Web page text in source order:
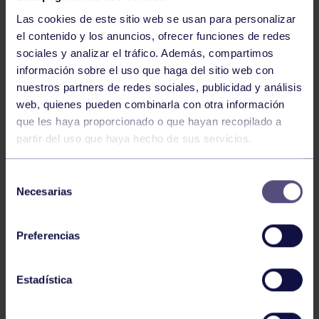
Las cookies de este sitio web se usan para personalizar
el contenido y los anuncios, ofrecer funciones de redes
sociales y analizar el tráfico. Además, compartimos
información sobre el uso que haga del sitio web con
nuestros partners de redes sociales, publicidad y análisis
web, quienes pueden combinarla con otra información
que les haya proporcionado o que hayan recopilado a
partir del uso que haya hecho de sus servicios.
Necesarias
Preferencias
Estadística
Baloncesto
ÚLTIMOS RESULTADOS DE LA SECCIÓN
Baloncesto